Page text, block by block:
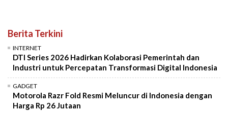
Berita Terkini
INTERNET
DTI Series 2026 Hadirkan Kolaborasi Pemerintah dan
Industri untuk Percepatan Transformasi Digital Indonesia
GADGET
Motorola Razr Fold Resmi Meluncur di Indonesia dengan
Harga Rp 26 Jutaan